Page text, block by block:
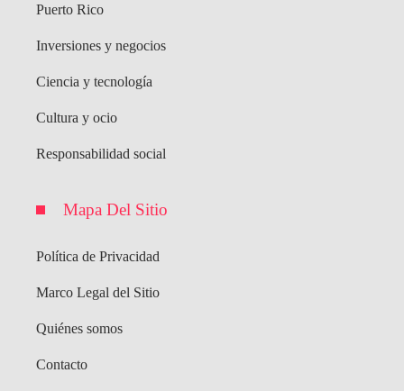
Puerto Rico
Inversiones y negocios
Ciencia y tecnología
Cultura y ocio
Responsabilidad social
Mapa Del Sitio
Política de Privacidad
Marco Legal del Sitio
Quiénes somos
Contacto